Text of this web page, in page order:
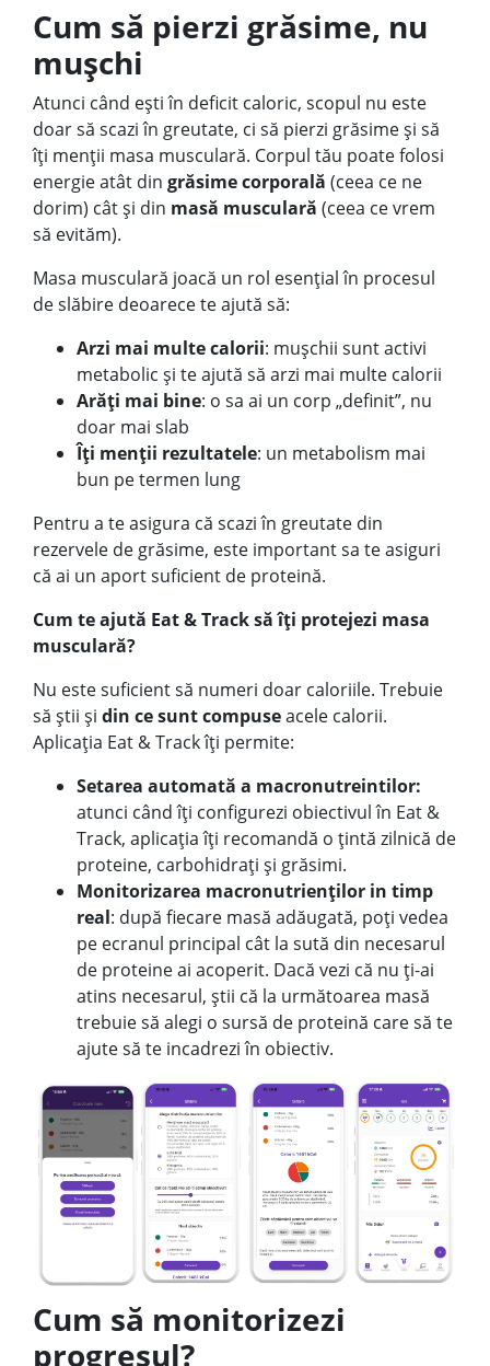
Cum să pierzi grăsime, nu
mușchi
Atunci când ești în deficit caloric, scopul nu este
doar să scazi în greutate, ci să pierzi grăsime și să
îți menții masa musculară. Corpul tău poate folosi
energie atât din grăsime corporală (ceea ce ne
dorim) cât și din masă musculară (ceea ce vrem
să evităm).
Masa musculară joacă un rol esențial în procesul
de slăbire deoarece te ajută să:
Arzi mai multe calorii: mușchii sunt activi
metabolic și te ajută să arzi mai multe calorii
Arăți mai bine: o sa ai un corp „definit”, nu
doar mai slab
Îți menții rezultatele: un metabolism mai
bun pe termen lung
Pentru a te asigura că scazi în greutate din
rezervele de grăsime, este important sa te asiguri
că ai un aport suficient de proteină.
Cum te ajută Eat & Track să îți protejezi masa
musculară?
Nu este suficient să numeri doar caloriile. Trebuie
să știi și din ce sunt compuseacele calorii.
Aplicația Eat & Track îți permite:
Setarea automată a macronutreintilor:
atunci când îți configurezi obiectivul în Eat &
Track, aplicația îți recomandă o țintă zilnică de
proteine, carbohidrați și grăsimi.
Monitorizarea macronutrienților in timp
real: după fiecare masă adăugată, poți vedea
pe ecranul principal cât la sută din necesarul
de proteine ai acoperit. Dacă vezi că nu ți-ai
atins necesarul, știi că la următoarea masă
trebuie să alegi o sursă de proteină care să te
ajute să te incadrezi în obiectiv.
Cum să monitorizezi
progresul?